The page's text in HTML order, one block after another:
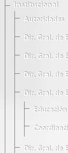
Institucional
Autoridades
Dir. Gral. de
Dir. Gral. de
Dir. Gral. de
Dir. Gral. de
Dir. Gral. de